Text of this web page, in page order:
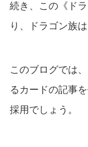
続き、この《ド
り、ドラゴン族
このブログでは
るカードの記事
採用でしょう。